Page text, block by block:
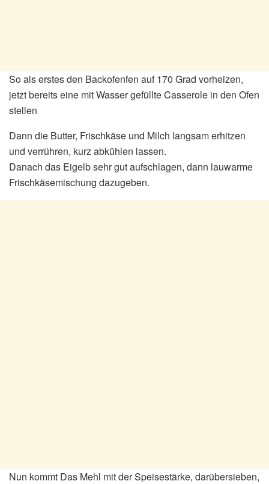
So als erstes den Backofenfen auf 170 Grad vorheizen,
jetzt bereits eine mit Wasser gefüllte Casserole in den Ofen
stellen
Dann die Butter, Frischkäse und Milch langsam erhitzen
und verrühren, kurz abkühlen lassen.
Danach das Eigelb sehr gut aufschlagen, dann lauwarme
Frischkäsemischung dazugeben.
Nun kommt Das Mehl mit der Speisestärke, darübersieben,